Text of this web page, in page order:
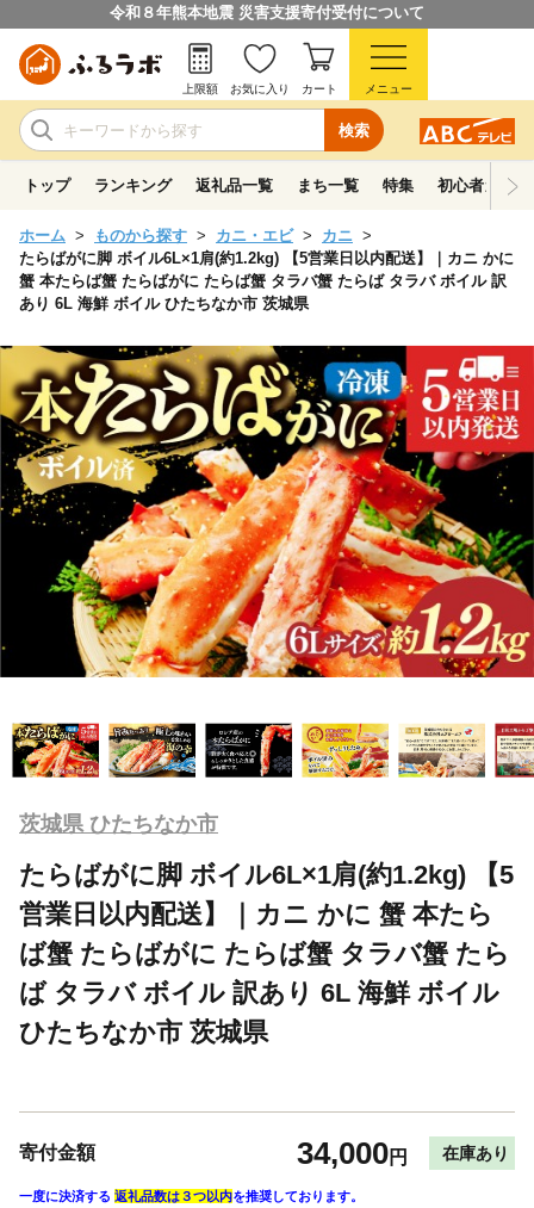
令和８年熊本地震 災害支援寄付受付について
検索
上限額 お気に入り カート メニュー
トップ ランキング 返礼品一覧 まち一覧 特集 初心者ガイド
ホーム ものから探す カニ・エビ
カニ
たらばがに脚 ボイル6L×1肩(約1.2kg) 【5営業日以内配送】｜カニ かに
蟹 本たらば蟹 たらばがに たらば蟹 タラバ蟹 たらば タラバ ボイル 訳
あり 6L 海鮮 ボイル ひたちなか市 茨城県
茨城県 ひたちなか市
たらばがに脚 ボイル6L×1肩(約1.2kg) 【5
営業日以内配送】｜カニ かに 蟹 本たら
ば蟹 たらばがに たらば蟹 タラバ蟹 たら
ば タラバ ボイル 訳あり 6L 海鮮 ボイル
ひたちなか市 茨城県
寄付金額 34,000円 在庫あり
一度に決済する 返礼品数は３つ以内を推奨しております。